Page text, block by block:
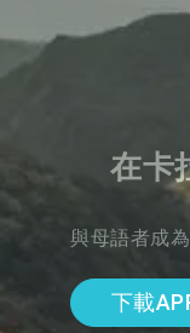
在卡
與母語者成
下載